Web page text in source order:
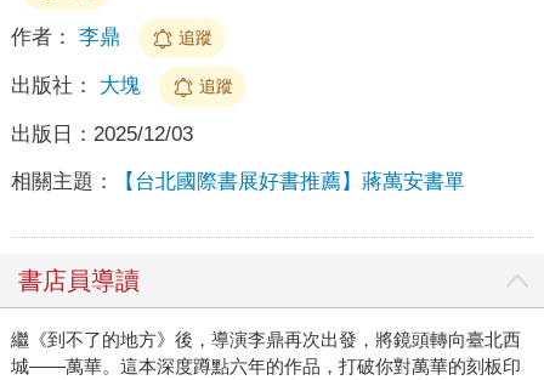
作者： 李鼎 追蹤
出版社： 大塊 追蹤
出版日： 2025/12/03
相關主題： 【台北國際書展好書推薦】蔣萬安書單
書店員導讀
繼《到不了的地方》後，導演李鼎再次出發，將鏡頭轉向臺北西
城——萬華。這本深度蹲點六年的作品，打破你對萬華的刻板印